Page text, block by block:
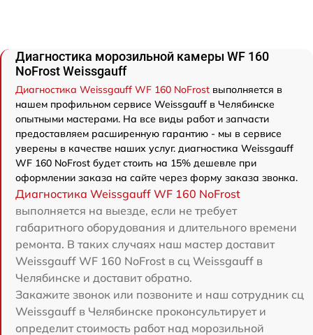
Диагностика морозильной камеры WF 160
NoFrost Weissgauff
Диагностика Weissgauff WF 160 NoFrost выполняется в
нашем профильном сервисе Weissgauff в Челябинске
опытными мастерами. На все виды работ и запчасти
предоставляем расширенную гарантию - мы в сервисе
уверены в качестве наших услуг. диагностика Weissgauff
WF 160 NoFrost будет стоить на 15% дешевле при
оформлении заказа на сайте через форму заказа звонка.
Диагностика Weissgauff WF 160 NoFrost
выполняется на выезде, если не требует
габаритного оборудования и длительного времени
ремонта. В таких случаях наш мастер доставит
Weissgauff WF 160 NoFrost в сц Weissgauff в
Челябинске и доставит обратно.
Закажите звонок или позвоните и наш сотрудник сц
Weissgauff в Челябинске проконсультирует и
определит стоимость работ над морозильной